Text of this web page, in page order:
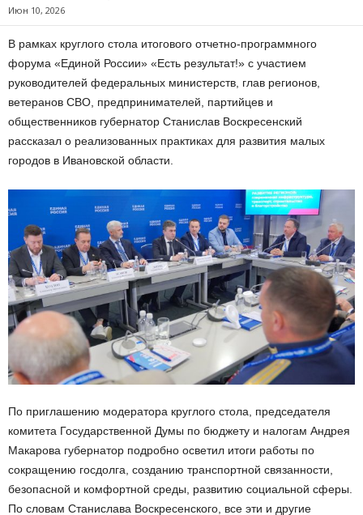
Июн 10, 2026
В рамках круглого стола итогового отчетно-программного
форума «Единой России» «Есть результат!» с участием
руководителей федеральных министерств, глав регионов,
ветеранов СВО, предпринимателей, партийцев и
общественников губернатор Станислав Воскресенский
рассказал о реализованных практиках для развития малых
городов в Ивановской области.
По приглашению модератора круглого стола, председателя
комитета Государственной Думы по бюджету и налогам Андрея
Макарова губернатор подробно осветил итоги работы по
сокращению госдолга, созданию транспортной связанности,
безопасной и комфортной среды, развитию социальной сферы.
По словам Станислава Воскресенского, все эти и другие